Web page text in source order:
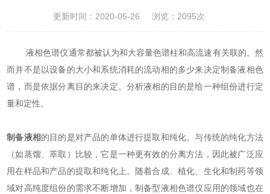
更新时间：2020-05-26 浏览：2095次
液相色谱仪通常都被认为和大容量色谱柱和高流速有关联的。然
而并不是以设备的大小和系统消耗的流动相的多少来决定制备液相色
谱，而是依据分离目的来决定。分析液相的目的是给一种组份进行定
量和定性。
制备液相的目的是对产品的单体进行提取和纯化。与传统的纯化方法
（如蒸馏、萃取）比较，它是一种更有效的分离方法，因此被广泛应
用在样品和产品的提取和纯化上。随着合成、植化、生化和制药等领
域对高纯度组份的需求不断增加，制备型液相色谱仪应用的领域也在